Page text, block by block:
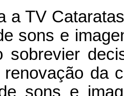
a TV
sons e
sobrevier
da
sons e